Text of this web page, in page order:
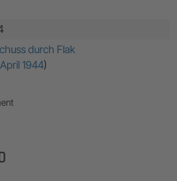
durch Flak
1944)